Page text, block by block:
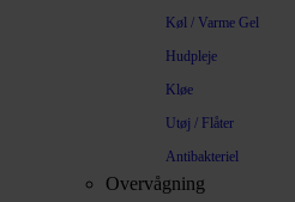
Køl / Varme Gel
Hudpleje
Kløe
Utøj / Flåter
Antibakteriel
Overvågning